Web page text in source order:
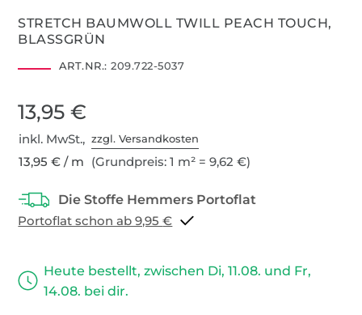
STRETCH BAUMWOLL TWILL PEACH TOUCH,
BLASSGRÜN
ART.NR.: 209.722-5037
13,95 €
inkl. MwSt.,zzgl. Versandkosten
13,95 € / m (Grundpreis: 1 m² = 9,62 €)
Portoflat schon ab 9,95 €
Heute bestellt, zwischen Di, 11.08. und Fr,
14.08. bei dir.